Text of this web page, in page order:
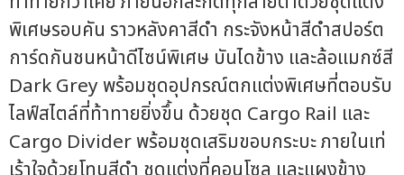
พิเศษรอบคัน ราวหลังคาสีดำ กระจังหน้าสีดำสปอร์ต
การ์ดกันชนหน้าดีไซน์พิเศษ บันไดข้าง และล้อแมกซ์สี
Dark Grey พร้อมชุดอุปกรณ์ตกแต่งพิเศษที่ตอบรับ
ไลฟ์สไตล์ที่ท้าทายยิ่งขึ้น ด้วยชุด Cargo Rail และ
Cargo Divider พร้อมชุดเสริมขอบกระบะ ภายในเท่